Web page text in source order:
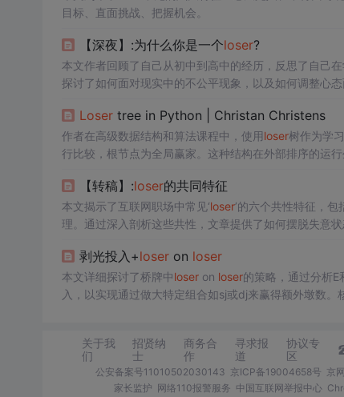
目标、直面挑战、把握机会。
【深夜】:为什么你是一个loser?
本文作者回顾了自己从初中到高中的经历，反思了自己
探讨了如何面对现实中的不公平现象，以及如何调整心态
Losertree in Python | Christan Christens
作者在高级数据结构和算法课程中，使用loser树作为学
行比较，根节点为全局赢家。这种结构在外部排序的运
【转稿】:loser的共同特征
本文揭示了互联网职场中常见‘loser’的六个共性特征，
理。通过深入剖析这些共性，文章提供了如何摆脱失意
剥光投入+loseron loser
本文详细探讨了桥牌中loseron loser的策略，通过分析E
入，以实现通过做大特定组合如sj或dj来赢得额外墩数。
关于我
们
招贤纳
士
商务合
作
寻求报
道
协议专
区
公安备案号11010502030143 京ICP备19004658号 京
家长监护 网络110报警服务 中国互联网举报中心